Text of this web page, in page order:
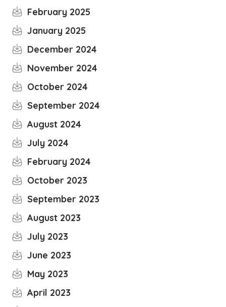
February 2025
January 2025
December 2024
November 2024
October 2024
September 2024
August 2024
July 2024
February 2024
October 2023
September 2023
August 2023
July 2023
June 2023
May 2023
April 2023